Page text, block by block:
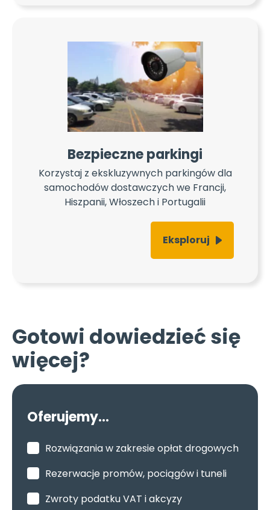
Bezpieczne parkingi
Korzystaj z ekskluzywnych parkingów dla
samochodów dostawczych we Francji,
Hiszpanii, Włoszech i Portugalii
Eksploruj
Gotowi dowiedzieć się
więcej?
Oferujemy...
Rozwiązania w zakresie opłat drogowych
Rezerwacje promów, pociągów i tuneli
Zwroty podatku VAT i akcyzy